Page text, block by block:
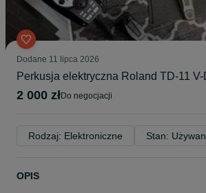
Dodane 11 lipca 2026
Perkusja elektryczna Roland TD-11
2 000 zł do negocjacji
Rodzaj: Elektroniczne Stan:
OPIS